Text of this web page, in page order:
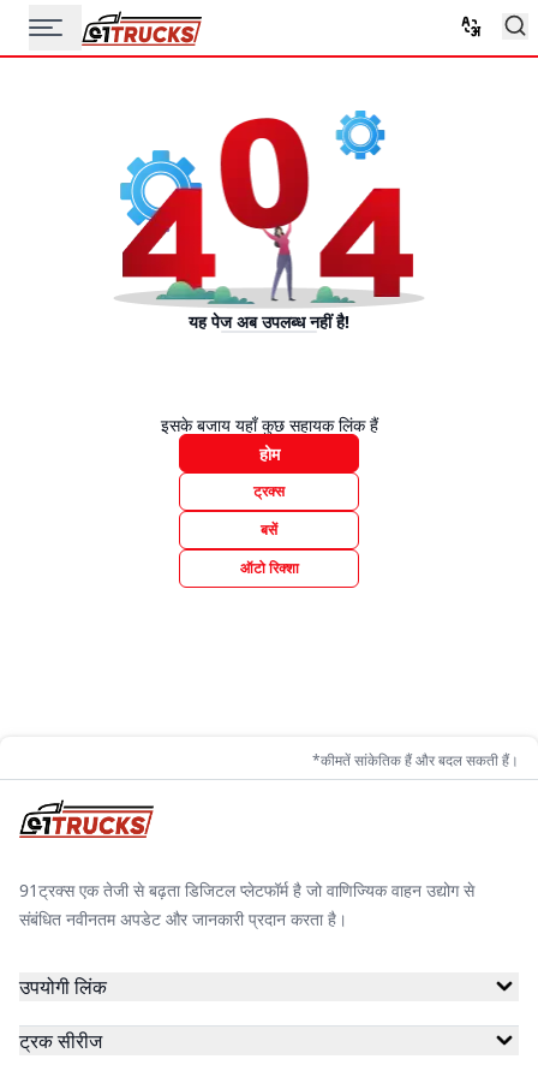
यह पेज अब उपलब्ध नहीं है!
इसके बजाय यहाँ कुछ सहायक लिंक हैं
होम
ट्रक्स
बसें
ऑटो रिक्शा
*कीमतें सांकेतिक हैं और बदल सकती हैं।
91ट्रक्स एक तेजी से बढ़ता डिजिटल प्लेटफॉर्म है जो वाणिज्यिक वाहन उद्योग से
संबंधित नवीनतम अपडेट और जानकारी प्रदान करता है।
उपयोगी लिंक
ट्रक सीरीज